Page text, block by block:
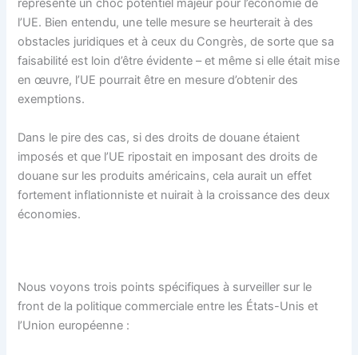
représente un choc potentiel majeur pour l’économie de
l’UE. Bien entendu, une telle mesure se heurterait à des
obstacles juridiques et à ceux du Congrès, de sorte que sa
faisabilité est loin d’être évidente – et même si elle était mise
en œuvre, l’UE pourrait être en mesure d’obtenir des
exemptions.
Dans le pire des cas, si des droits de douane étaient
imposés et que l’UE ripostait en imposant des droits de
douane sur les produits américains, cela aurait un effet
fortement inflationniste et nuirait à la croissance des deux
économies.
Nous voyons trois points spécifiques à surveiller sur le
front de la politique commerciale entre les États-Unis et
l’Union européenne :